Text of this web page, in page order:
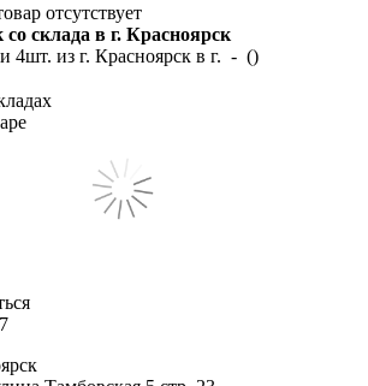
отсутствует
склада в г. Красноярск
4шт. из г. Красноярск в г. - ()